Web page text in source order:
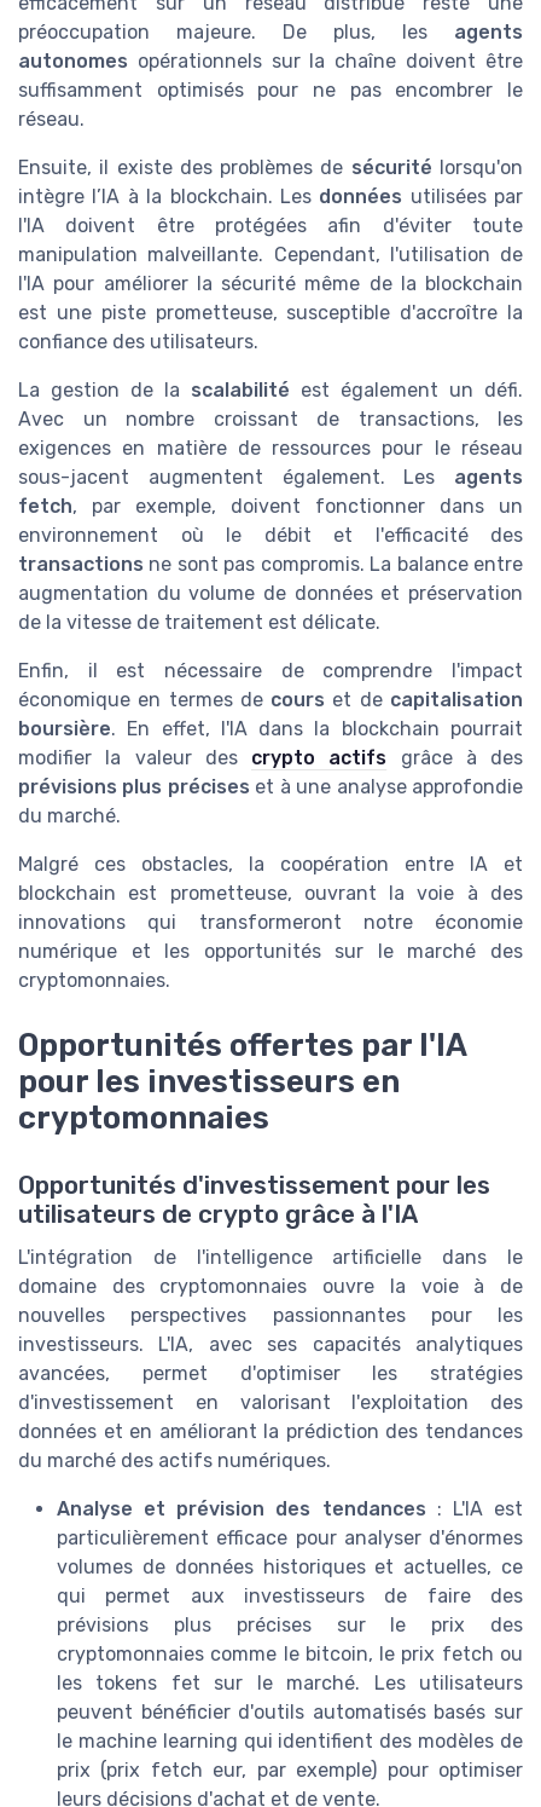
préoccupation majeure. De plus, les agents
autonomes opérationnels sur la chaîne doivent être
suffisamment optimisés pour ne pas encombrer le
réseau.
Ensuite, il existe des problèmes de sécurité lorsqu'on
intègre l’IA à la blockchain. Les données utilisées par
l'IA doivent être protégées afin d'éviter toute
manipulation malveillante. Cependant, l'utilisation de
l'IA pour améliorer la sécurité même de la blockchain
est une piste prometteuse, susceptible d'accroître la
confiance des utilisateurs.
La gestion de la scalabilité est également un défi.
Avec un nombre croissant de transactions, les
exigences en matière de ressources pour le réseau
sous-jacent augmentent également. Les agents
fetch, par exemple, doivent fonctionner dans un
environnement où le débit et l'efficacité des
transactions ne sont pas compromis. La balance entre
augmentation du volume de données et préservation
de la vitesse de traitement est délicate.
Enfin, il est nécessaire de comprendre l'impact
économique en termes de cours et de capitalisation
boursière. En effet, l'IA dans la blockchain pourrait
modifier la valeur des crypto actifs grâce à des
prévisions plus précises et à une analyse approfondie
du marché.
Malgré ces obstacles, la coopération entre IA et
blockchain est prometteuse, ouvrant la voie à des
innovations qui transformeront notre économie
numérique et les opportunités sur le marché des
cryptomonnaies.
Opportunités offertes par l'IA
pour les investisseurs en
cryptomonnaies
Opportunités d'investissement pour les
utilisateurs de crypto grâce à l'IA
L'intégration de l'intelligence artificielle dans le
domaine des cryptomonnaies ouvre la voie à de
nouvelles perspectives passionnantes pour les
investisseurs. L'IA, avec ses capacités analytiques
avancées, permet d'optimiser les stratégies
d'investissement en valorisant l'exploitation des
données et en améliorant la prédiction des tendances
du marché des actifs numériques.
Analyse et prévision des tendances : L'IA est
particulièrement efficace pour analyser d'énormes
volumes de données historiques et actuelles, ce
qui permet aux investisseurs de faire des
prévisions plus précises sur le prix des
cryptomonnaies comme le bitcoin, le prix fetch ou
les tokens fet sur le marché. Les utilisateurs
peuvent bénéficier d'outils automatisés basés sur
le machine learning qui identifient des modèles de
prix (prix fetch eur, par exemple) pour optimiser
leurs décisions d'achat et de vente.